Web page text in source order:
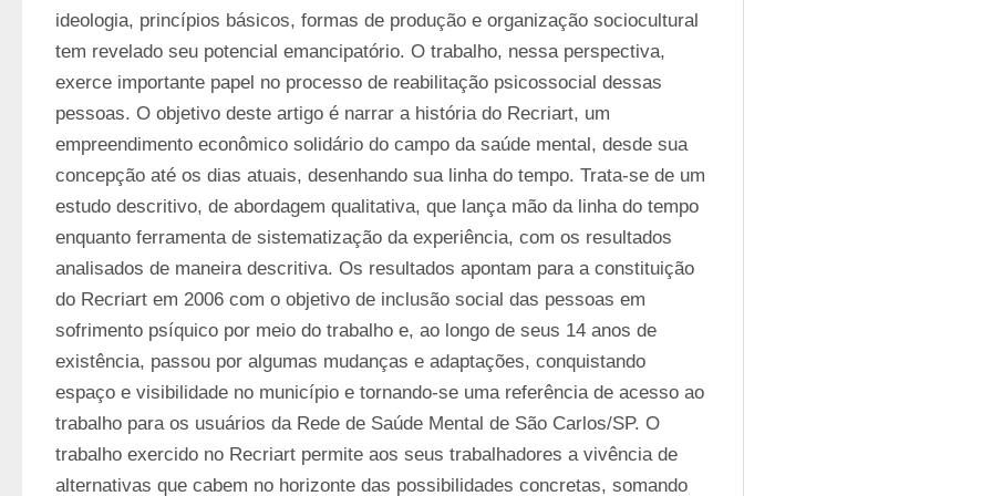
ideologia, princípios básicos, formas de produção e organização sociocultural
tem revelado seu potencial emancipatório. O trabalho, nessa perspectiva,
exerce importante papel no processo de reabilitação psicossocial dessas
pessoas. O objetivo deste artigo é narrar a história do Recriart, um
empreendimento econômico solidário do campo da saúde mental, desde sua
concepção até os dias atuais, desenhando sua linha do tempo. Trata-se de um
estudo descritivo, de abordagem qualitativa, que lança mão da linha do tempo
enquanto ferramenta de sistematização da experiência, com os resultados
analisados de maneira descritiva. Os resultados apontam para a constituição
do Recriart em 2006 com o objetivo de inclusão social das pessoas em
sofrimento psíquico por meio do trabalho e, ao longo de seus 14 anos de
existência, passou por algumas mudanças e adaptações, conquistando
espaço e visibilidade no município e tornando-se uma referência de acesso ao
trabalho para os usuários da Rede de Saúde Mental de São Carlos/SP. O
trabalho exercido no Recriart permite aos seus trabalhadores a vivência de
alternativas que cabem no horizonte das possibilidades concretas, somando